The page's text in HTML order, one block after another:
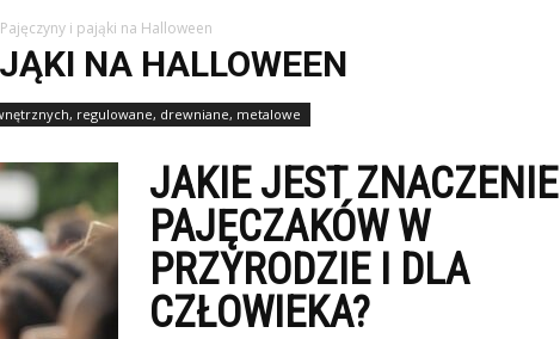
Pajęczyny i pająki na Halloween
NA HALLOWEEN
regulowane, drewniane, metalowe
JAKIE JEST ZNACZENIE
PAJĘCZAKÓW W
PRZYRODZIE I DLA
CZŁOWIEKA?